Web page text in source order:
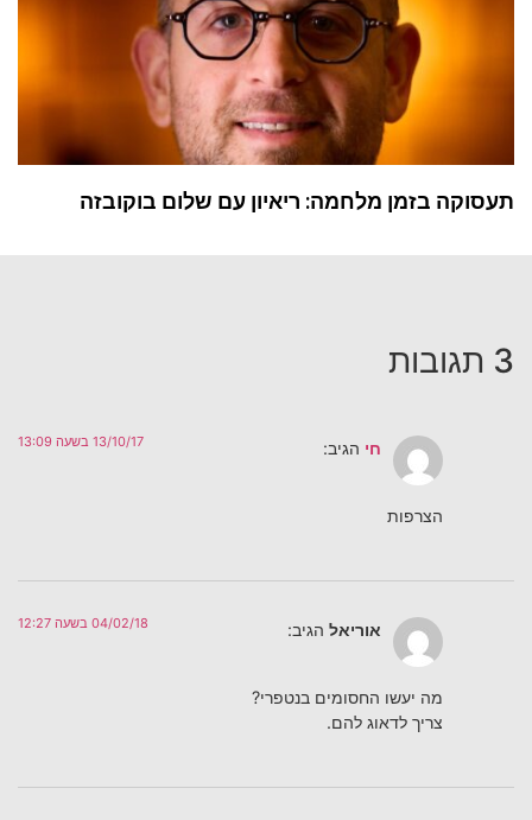
תעסוקה בזמן מלחמה: ריאיון עם שלום בוקובזה
3 תגובות
חי הגיב: 13/10/17 בשעה 13:09
הצרפות
אוריאל הגיב: 04/02/18 בשעה 12:27
מה יעשו החסומים בנטפרי?
צריך לדאוג להם.